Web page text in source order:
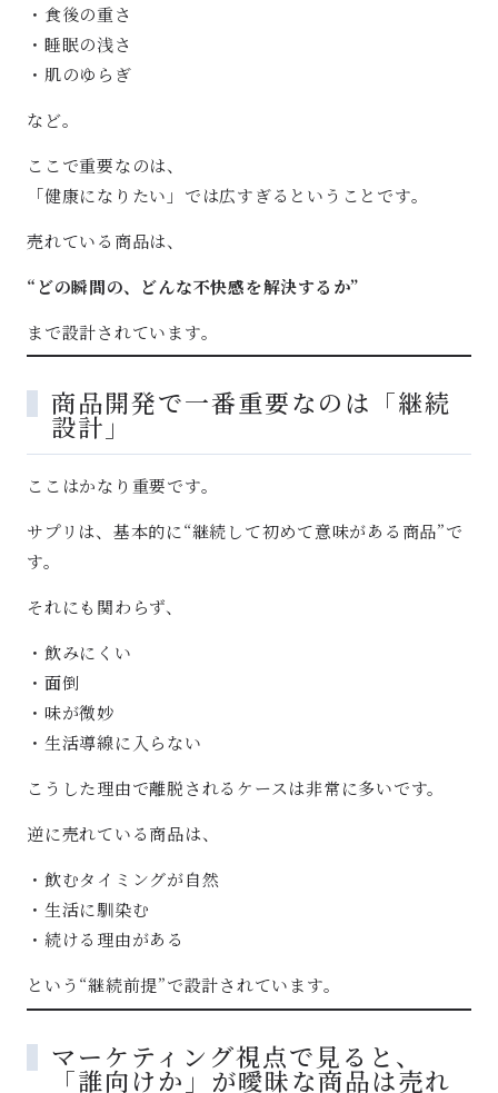
・食後の重さ
・睡眠の浅さ
・肌のゆらぎ
など。
ここで重要なのは、
「健康になりたい」では広すぎるということです。
売れている商品は、
“どの瞬間の、どんな不快感を解決するか”
まで設計されています。
商品開発で一番重要なのは「継続
設計」
ここはかなり重要です。
サプリは、基本的に“継続して初めて意味がある商品”で
す。
それにも関わらず、
・飲みにくい
・面倒
・味が微妙
・生活導線に入らない
こうした理由で離脱されるケースは非常に多いです。
逆に売れている商品は、
・飲むタイミングが自然
・生活に馴染む
・続ける理由がある
という“継続前提”で設計されています。
マーケティング視点で見ると、
「誰向けか」が曖昧な商品は売れ